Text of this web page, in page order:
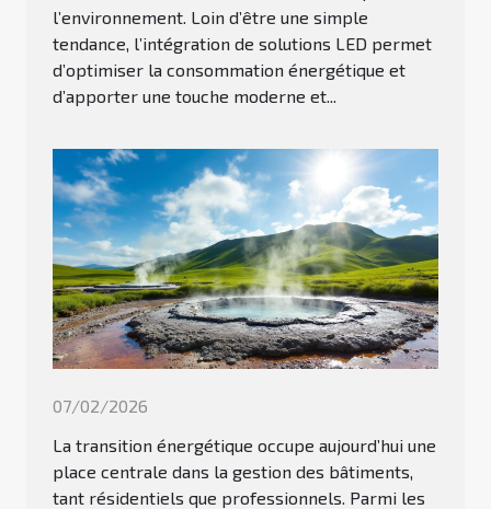
l’environnement. Loin d’être une simple
tendance, l’intégration de solutions LED permet
d’optimiser la consommation énergétique et
d’apporter une touche moderne et...
07/02/2026
La transition énergétique occupe aujourd’hui une
place centrale dans la gestion des bâtiments,
tant résidentiels que professionnels. Parmi les